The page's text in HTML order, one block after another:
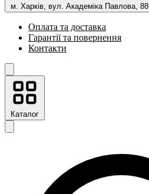
м. Харків, вул. Академіка Павлова, 88
Оплата та доставка
Гарантії та повернення
Контакти
Каталог